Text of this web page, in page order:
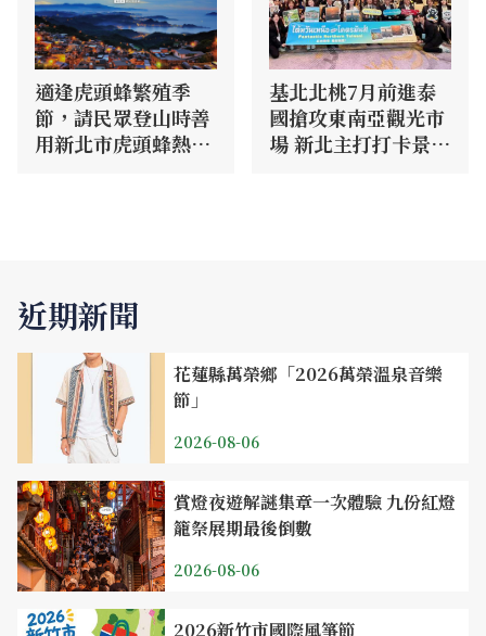
適逢虎頭蜂繁殖季
節，請民眾登山時善
用新北市虎頭蜂熱點
基北北桃7月前進泰
國搶攻東南亞觀光市
場 新北主打打卡景
近期新聞
花蓮縣萬榮鄉「2026萬榮溫泉音樂
節」
2026-08-06
賞燈夜遊解謎集章一次體驗 九份紅燈
籠祭展期最後倒數
2026-08-06
2026新竹市國際風箏節